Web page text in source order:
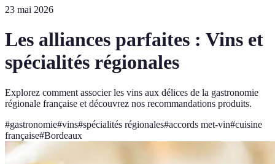
23 mai 2026
Les alliances parfaites : Vins et
spécialités régionales
Explorez comment associer les vins aux délices de la gastronomie
régionale française et découvrez nos recommandations produits.
#gastronomie#vins#spécialités régionales#accords met-vin#cuisine
française#Bordeaux